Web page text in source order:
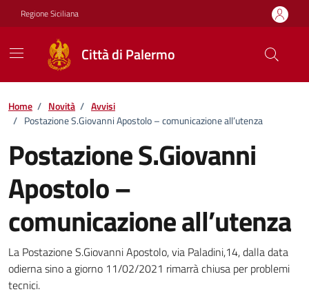
Vai ai contenuti
Vai al footer
Regione Siciliana
Città di Palermo
Home / Novità / Avvisi
/ Postazione S.Giovanni Apostolo – comunicazione all’utenza
Postazione S.Giovanni
Apostolo –
comunicazione all’utenza
Dettagli della notizia
La Postazione S.Giovanni Apostolo, via Paladini,14, dalla data
odierna sino a giorno 11/02/2021 rimarrà chiusa per problemi
tecnici.